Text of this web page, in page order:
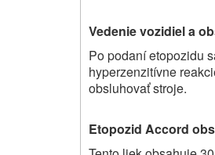
Vedenie vozidiel a
Po podaní etopozidu
hyperzenzitívne
obsluhovať stroje.
Etopozid Accord